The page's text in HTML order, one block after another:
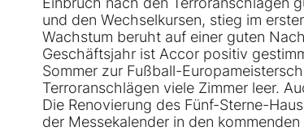
und den Wechselkursen, stieg im
Wachstum beruht auf einer guten
Geschäftsjahr ist Accor positiv
Sommer zur Fußball-
Terroranschlägen viele Zimmer leer.
Die Renovierung des Fünf-Sterne-
der Messekalender in den